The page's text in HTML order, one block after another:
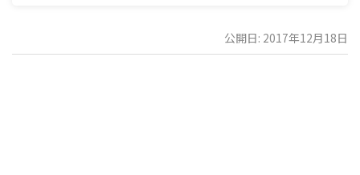
公開日: 2017年12月18日